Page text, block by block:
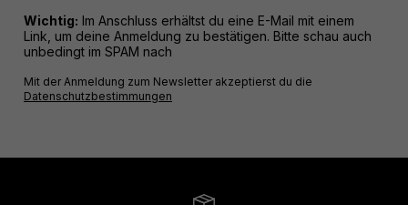
Wichtig: Im Anschluss erhältst du eine E-Mail mit einem
Link, um deine Anmeldung zu bestätigen. Bitte schau auch
unbedingt im SPAM nach
Mit der Anmeldung zum Newsletter akzeptierst du die
Datenschutzbestimmungen